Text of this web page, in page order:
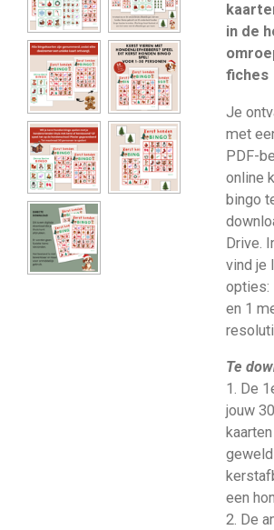
in de
fiches
Je
met
PDF-
online
bingo
Drive.
vind je
opties:
en 1
Te
1. De
jouw
een
2. De